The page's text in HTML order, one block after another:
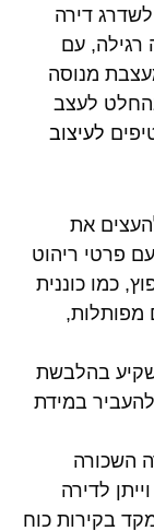
דירה
רגילה, עם
מנוסה
בהחלט לעצב
לעיצוב
את
פרטי ריהוט
כמו כוננית
מפותלות,
בהלבשת
במידת
השכורה
לדירה
בקירות כוח